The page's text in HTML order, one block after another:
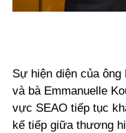
Sự hiện diện của
và bà Emmanuelle
vực SEAO tiếp tục
kế tiếp giữa thương